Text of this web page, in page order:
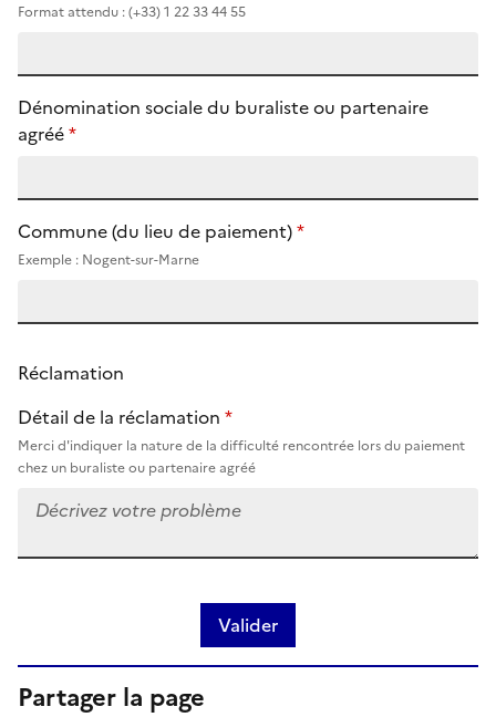
Format attendu : (+33) 1 22 33 44 55
Dénomination sociale du buraliste ou partenaire
agréé*
Commune (du lieu de paiement)*
Exemple : Nogent-sur-Marne
Réclamation
Détail de la réclamation *
Merci d'indiquer la nature de la difficulté rencontrée lors du paiement
chez un buraliste ou partenaire agréé
Valider
Partager la page